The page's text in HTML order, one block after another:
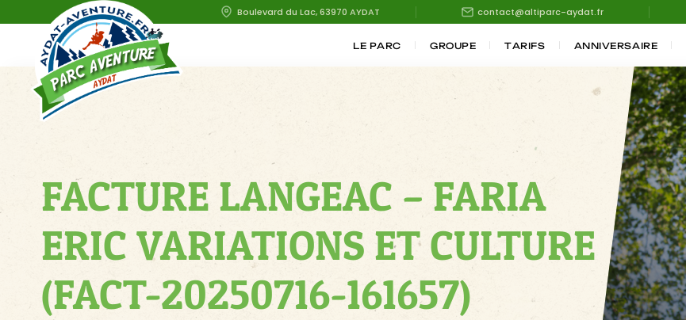
Boulevard du Lac, 63970 AYDAT contact@altiparc-aydat.fr
LE PARC GROUPE TARIFS ANNIVERSAIRE
FACTURE LANGEAC – FARIA
ERIC VARIATIONS ET CULTURE
(FACT-20250716-161657)